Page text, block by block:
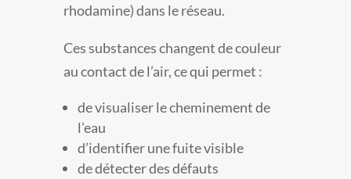
rhodamine) dans le réseau.
Ces substances changent de couleur
au contact de l’air, ce qui permet :
de visualiser le cheminement de
l’eau
d’identifier une fuite visible
de détecter des défauts